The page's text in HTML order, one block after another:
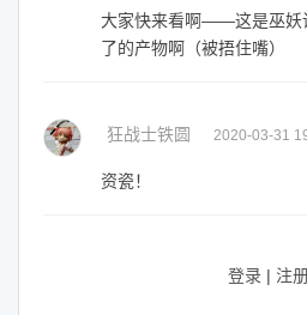
大家快来看啊——这是巫妖
了的产物啊（被捂住嘴）
狂战士铁圆 2020-03-31
资瓷！
登录 | 注